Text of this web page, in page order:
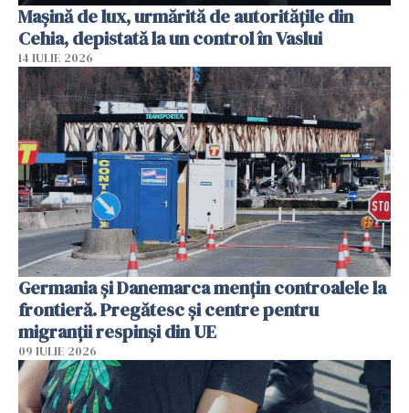
Mașină de lux, urmărită de autoritățile din
Cehia, depistată la un control în Vaslui
14 IULIE 2026
Germania și Danemarca mențin controalele la
frontieră. Pregătesc și centre pentru
migranții respinși din UE
09 IULIE 2026